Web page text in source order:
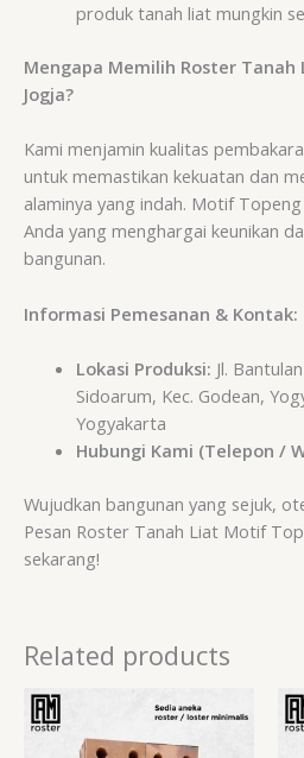
produk tanah liat mungkin
Mengapa Memilih Roster Tanah
Jogja?
Kami menjamin kualitas
untuk memastikan kekuatan dan
alaminya yang indah. Motif
Anda yang menghargai keunikan
bangunan.
Informasi Pemesanan & Kontak:
Lokasi Produksi: Jl.
Sidoarum, Kec. Godean,
Yogyakarta
Hubungi Kami (Telepon /
Wujudkan bangunan yang sejuk,
Pesan Roster Tanah Liat Motif
sekarang!
Related products